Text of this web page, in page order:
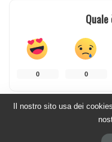
0 0
Il nostro sito usa dei